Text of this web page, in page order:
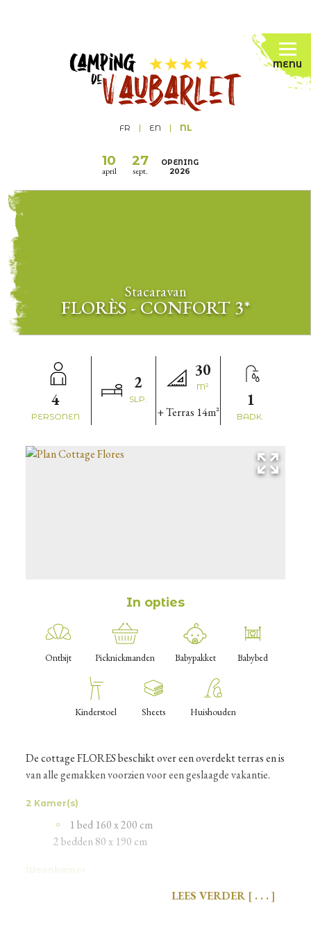
MENU
FR EN NL
10
april
27
sept.
OPENING
2026
Stacaravan
FLORÈS - CONFORT 3*
4
PERSONEN
2
SLP.
30
M²
+ Terras 14m²
1
BADK.
In opties
Ontbijt Picknickmanden Babypakket Babybed
Kinderstoel Sheets Huishouden
De cottage FLORES beschikt over een overdekt terras en is
van alle gemakken voorzien voor een geslaagde vakantie.
2 Kamer(s)
1 bed 160 x 200 cm
2 bedden 80 x 190 cm
Woonkamer
Ovale tafel met 4 stoelenLEES VERDER